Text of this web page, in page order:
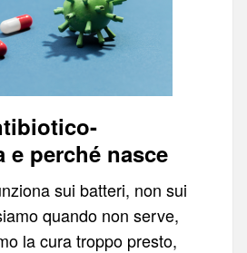
e perché nasce
sui batteri, non sui
quando non serve,
la cura troppo presto,